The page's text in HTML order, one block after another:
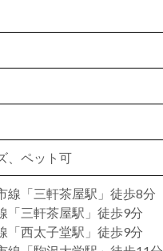
、ペット可
線「三軒茶屋駅」徒歩8分
「三軒茶屋駅」徒歩9分
「西太子堂駅」徒歩9分